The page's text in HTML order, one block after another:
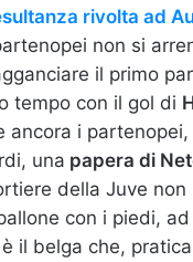
rivolta ad
non si
il primo
tempo con il gol di
ancora i partenopei,
una papera di
della Juve non
con i piedi, ad
il belga che,